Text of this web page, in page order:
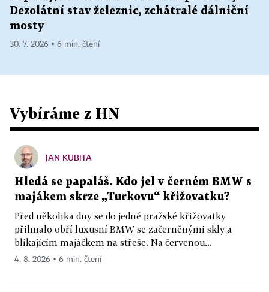
Dezolátní stav železnic, zchátralé dálniční
mosty
30. 7. 2026 ▪ 6 min. čtení
Vybíráme z HN
JAN KUBITA
Hledá se papaláš. Kdo jel v černém BMW s
majákem skrze „Turkovu“ křižovatku?
Před několika dny se do jedné pražské křižovatky
přihnalo obří luxusní BMW se začerněnými skly a
blikajícím majáčkem na střeše. Na červenou...
4. 8. 2026 ▪ 6 min. čtení